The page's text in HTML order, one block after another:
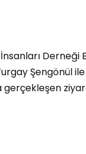
Derneği
Şengönül